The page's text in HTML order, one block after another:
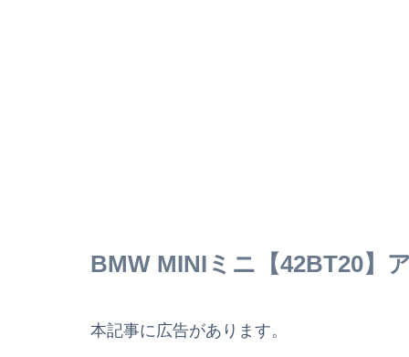
BMW MINIミニ【42BT20】
本記事に広告があります。